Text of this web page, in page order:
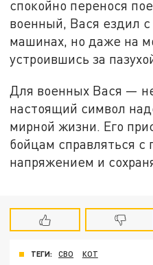
спокойно перенося
военный, Вася ездил
машинах, но даже на
устроившись за
Для военных Вася —
настоящий символ
мирной жизни. Его
бойцам справляться с
напряжением и
ТЕГИ: СВО КОТ